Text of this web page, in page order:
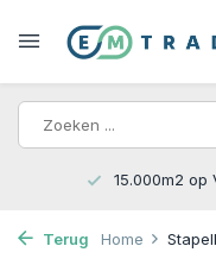
15.000m2
Terug Home